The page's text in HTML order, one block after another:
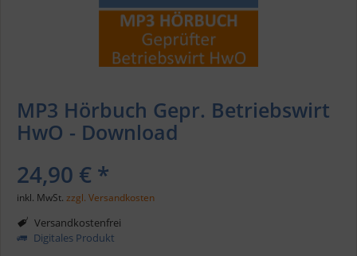
MP3 Hörbuch Gepr. Betriebswirt
HwO - Download
24,90 € *
inkl. MwSt. zzgl. Versandkosten
Versandkostenfrei
Digitales Produkt